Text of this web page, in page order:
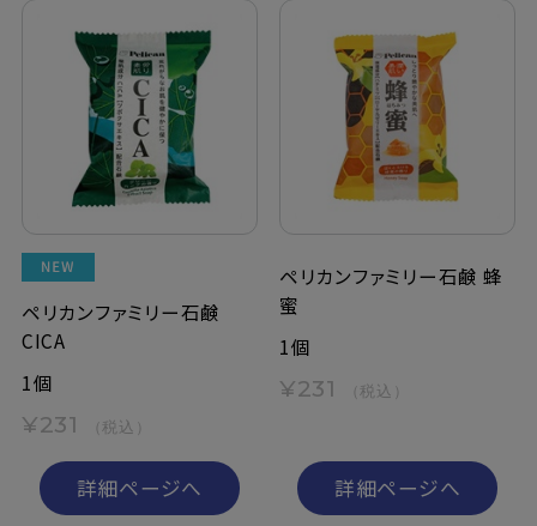
ペリカンファミリー石鹸
CICA
1個
¥231 （税込）
詳細ページへ
ペリカンファミリー石鹸 蜂
蜜
1個
¥231 （税込）
詳細ページへ